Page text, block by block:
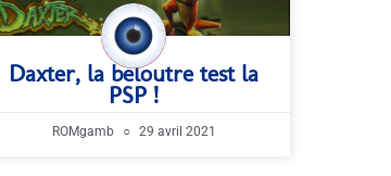
Daxter, la beloutre test la
PSP !
ROMgamb 29 avril 2021